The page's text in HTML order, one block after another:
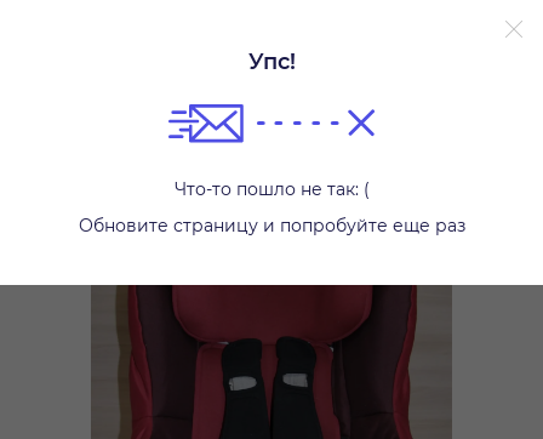
Упс!
Что-то пошло не так: (
Обновите страницу и попробуйте еще раз
Автокресла